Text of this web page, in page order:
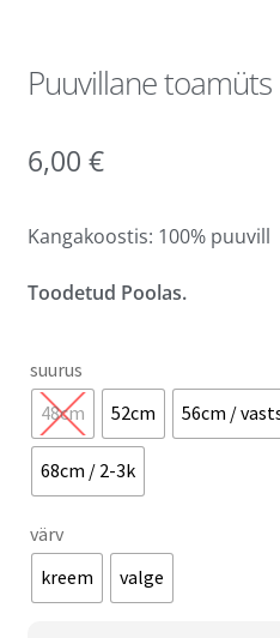
Puuvillane toamüts
6,00 €
Kangakoostis: 100% puuvill
Toodetud Poolas.
suurus
48cm
52cm 56cm /
68cm / 2-3k
värv
kreem
valge